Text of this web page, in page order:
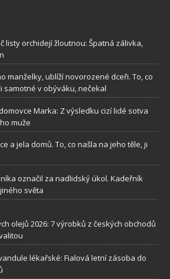
listy orchidejí žloutnou: Špatná zálivka,
manželky, ublíží novorozené dceři. To, co
samotné v obýváku, nečekal
Marka: Z výsledku cizí lidé sotva
muže
a jela domů. To, co našla na jeho těle, ji
označil za nadlidský úkol. Kadeřník
světa
olejů 2026: 7 výrobků z českých obchodů
lékařské: Fialová letní zásoba do